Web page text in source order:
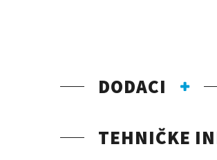
DODACI
TEHNIČKE